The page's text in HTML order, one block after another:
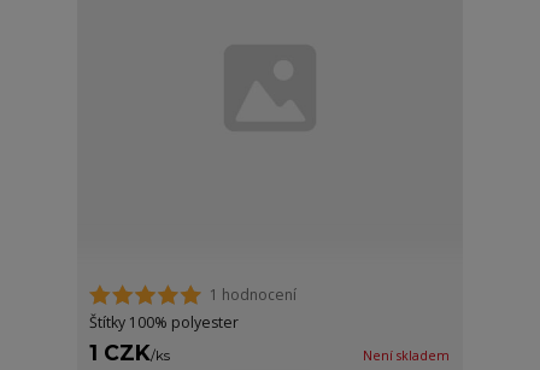
1 hodnocení
Štítky 100% polyester
1 CZK/ks Není skladem